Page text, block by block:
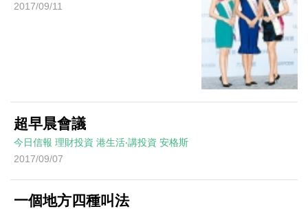
2017/09/11
超早晨會議
今日信報 理財投資 港生活‧講投資 安格斯
2017/09/07
一個地方四種叫法